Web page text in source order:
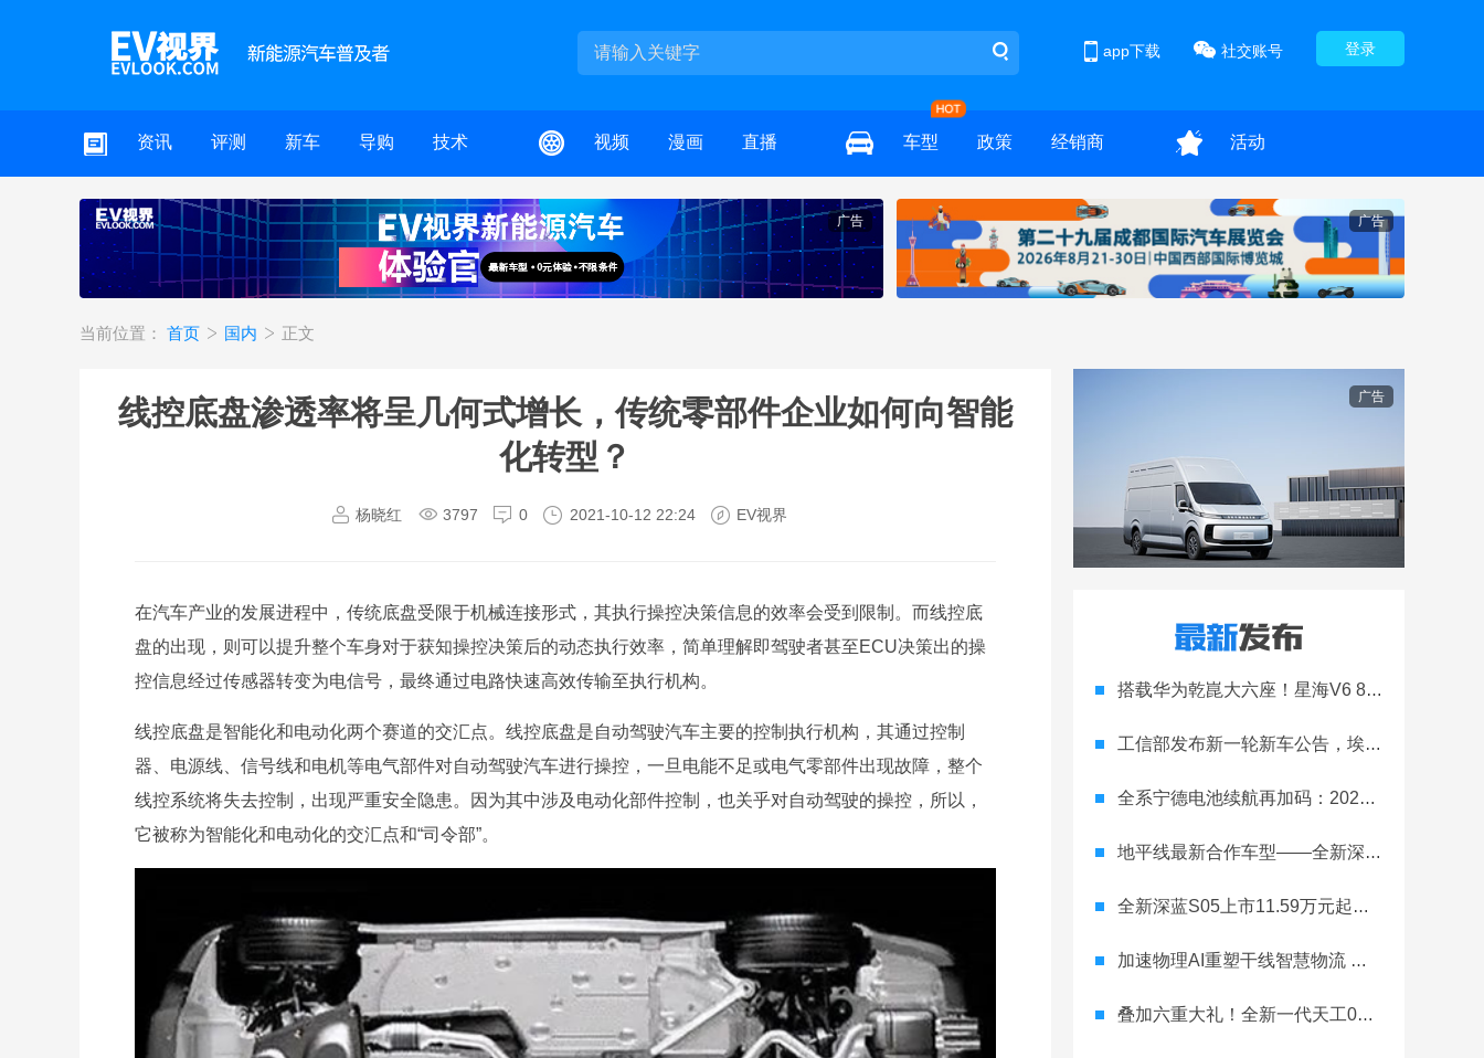
登录
社交账号
app下载
资讯 评测 新车 导购 技术 视频 漫画 直播 车型 政策 经销商 活动
广告 广告
当前位置： 首页 国内 正文
线控底盘渗透率将呈几何式增长，传统零部件企业如何向智能
化转型？
杨晓红 3797 0 2021-10-12 22:24 EV视界
在汽车产业的发展进程中，传统底盘受限于机械连接形式，其执行操控决策信息的效率会受到限制。而线控底
盘的出现，则可以提升整个车身对于获知操控决策后的动态执行效率，简单理解即驾驶者甚至ECU决策出的操
控信息经过传感器转变为电信号，最终通过电路快速高效传输至执行机构。
线控底盘是智能化和电动化两个赛道的交汇点。线控底盘是自动驾驶汽车主要的控制执行机构，其通过控制
器、电源线、信号线和电机等电气部件对自动驾驶汽车进行操控，一旦电能不足或电气零部件出现故障，整个
线控系统将失去控制，出现严重安全隐患。因为其中涉及电动化部件控制，也关乎对自动驾驶的操控，所以，
它被称为智能化和电动化的交汇点和“司令部”。
广告
搭载华为乾崑大六座！星海V6 8月8日开启预售
工信部发布新一轮新车公告，埃安Ray 7引发关注
全系宁德电池续航再加码：2027款埃安RT上市，9.98万元起
地平线最新合作车型——全新深蓝S05正式上市！
全新深蓝S05上市11.59万元起，全球时尚激光智能SUV全面进阶
加速物理AI重塑干线智慧物流 智加科技战略合作图达通
叠加六重大礼！全新一代天工08 670 Max上市限时价17.99万元